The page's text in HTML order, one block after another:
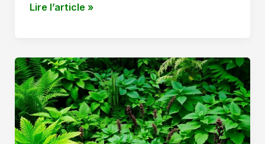
À
dois-
je
arroser
mes
plantes
?
Lire l’article »